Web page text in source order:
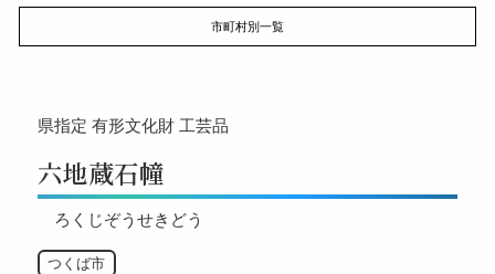
市町村別一覧
県指定 有形文化財 工芸品
六地蔵石幢
ろくじぞうせきどう
つくば市